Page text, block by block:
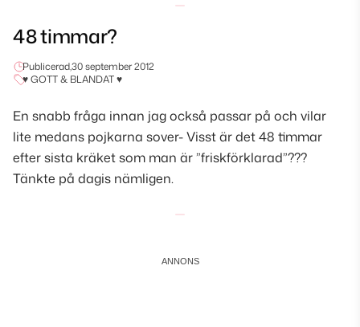
48 timmar?
Publicerad,30 september 2012
♥ GOTT & BLANDAT ♥
En snabb fråga innan jag också passar på och vilar
lite medans pojkarna sover- Visst är det 48 timmar
efter sista kräket som man är ”friskförklarad”???
Tänkte på dagis nämligen.